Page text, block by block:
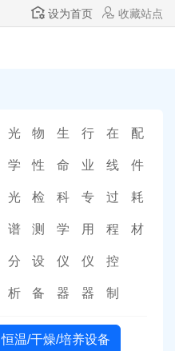
设为首页 收藏站点
光
学
光
谱
分
析
物
性
检
测
设
备
生
命
科
学
仪
器
行
业
专
用
仪
器
在
线
过
程
控
制
配
件
耗
材
恒温/干燥/培养设备